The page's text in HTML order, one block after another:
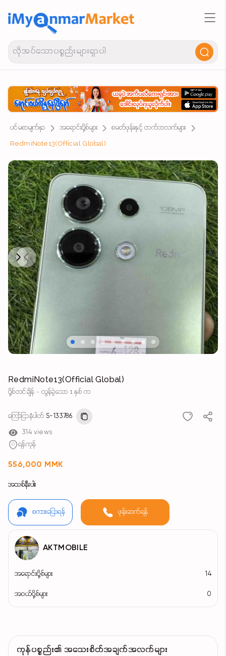
ပင်မစာမျက်နှာ အရောင်းပို့စ်များ
စမတ်ဖုန်းနှင့် တက်ဘလက်များ
RedmiNote13(Official Global)
Previous
Next
RedmiNote13(Official Global)
ပို့စ်တင်ချိန် - လွန်ခဲ့သော 1 နှစ် က
ကြော်ငြာနံပါတ် S-133786
314 views
ရန်ကုန်
556,000 MMK
အသစ်နီးပါး
စကားပြောရန် ဖုန်းဆက်ရန်
AKTMOBILE
အရောင်းပို့စ်များ 14
အဝယ်ပို့စ်များ 0
ကုန်ပစ္စည်း၏ အသေးစိတ်အချက်အလက်များ